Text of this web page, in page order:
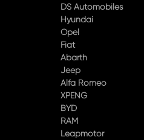
Hyundai
Opel
Fiat
Abarth
Jeep
Alfa Romeo
XPENG
BYD
RAM
Leapmotor
Ligier